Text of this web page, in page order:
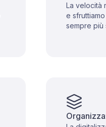
La velocità
e
sempre più